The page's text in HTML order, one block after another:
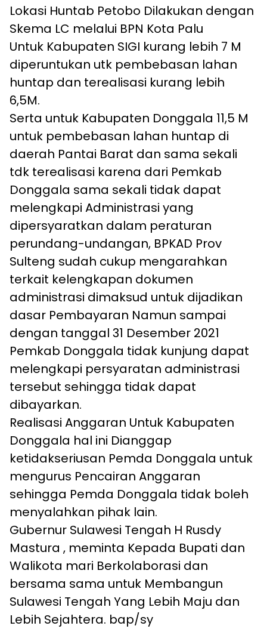
Lokasi Huntab Petobo Dilakukan dengan
Skema LC melalui BPN Kota Palu
Untuk Kabupaten SIGI kurang lebih 7 M
diperuntukan utk pembebasan lahan
huntap dan terealisasi kurang lebih
6,5M.
Serta untuk Kabupaten Donggala 11,5 M
untuk pembebasan lahan huntap di
daerah Pantai Barat dan sama sekali
tdk terealisasi karena dari Pemkab
Donggala sama sekali tidak dapat
melengkapi Administrasi yang
dipersyaratkan dalam peraturan
perundang-undangan, BPKAD Prov
Sulteng sudah cukup mengarahkan
terkait kelengkapan dokumen
administrasi dimaksud untuk dijadikan
dasar Pembayaran Namun sampai
dengan tanggal 31 Desember 2021
Pemkab Donggala tidak kunjung dapat
melengkapi persyaratan administrasi
tersebut sehingga tidak dapat
dibayarkan.
Realisasi Anggaran Untuk Kabupaten
Donggala hal ini Dianggap
ketidakseriusan Pemda Donggala untuk
mengurus Pencairan Anggaran
sehingga Pemda Donggala tidak boleh
menyalahkan pihak lain.
Gubernur Sulawesi Tengah H Rusdy
Mastura , meminta Kepada Bupati dan
Walikota mari Berkolaborasi dan
bersama sama untuk Membangun
Sulawesi Tengah Yang Lebih Maju dan
Lebih Sejahtera. bap/sy